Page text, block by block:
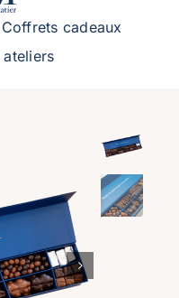
Coffrets cadeaux
ateliers